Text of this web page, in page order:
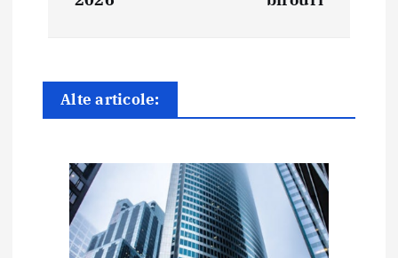
Alte articole: